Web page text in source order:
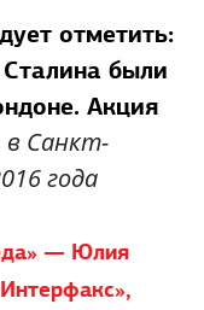
отметить:
были
Акция
в Санкт-
года
— Юлия